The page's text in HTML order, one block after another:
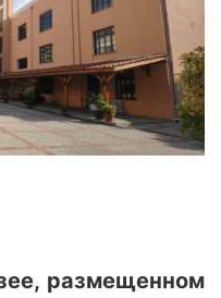
размещенном